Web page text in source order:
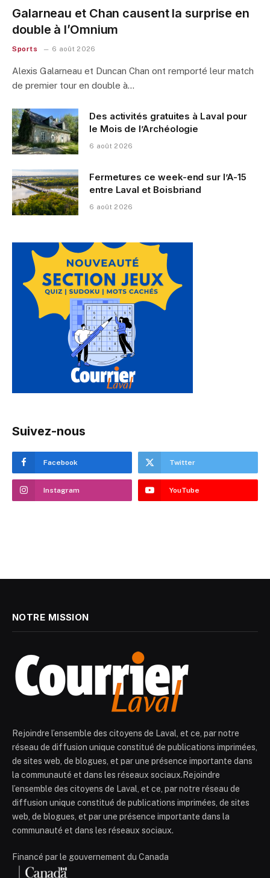
Galarneau et Chan causent la surprise en
double à l’Omnium
Sports 6 août 2026
Alexis Galarneau et Duncan Chan ont remporté leur match
de premier tour en double à…
Des activités gratuites à Laval pour
le Mois de l’Archéologie
6 août 2026
Fermetures ce week-end sur l’A-15
entre Laval et Boisbriand
6 août 2026
Suivez-nous
Facebook Twitter
Instagram YouTube
NOTRE MISSION
Rejoindre l’ensemble des citoyens de Laval, et ce, par notre
réseau de diffusion unique constitué de publications imprimées,
de sites web, de blogues, et par une présence importante dans
la communauté et dans les réseaux sociaux.Rejoindre
l’ensemble des citoyens de Laval, et ce, par notre réseau de
diffusion unique constitué de publications imprimées, de sites
web, de blogues, et par une présence importante dans la
communauté et dans les réseaux sociaux.
Financé par le gouvernement du Canada